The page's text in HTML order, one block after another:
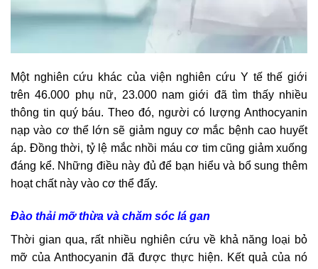
Một nghiên cứu khác của viện nghiên cứu Y tế thế giới
trên 46.000 phụ nữ, 23.000 nam giới đã tìm thấy nhiều
thông tin quý báu. Theo đó, người có lượng Anthocyanin
nạp vào cơ thể lớn sẽ giảm nguy cơ mắc bệnh cao huyết
áp. Đồng thời, tỷ lệ mắc nhồi máu cơ tim cũng giảm xuống
đáng kể. Những điều này đủ để bạn hiểu và bổ sung thêm
hoạt chất này vào cơ thể đấy.
Đào thải mỡ thừa và chăm sóc lá gan
Thời gian qua, rất nhiều nghiên cứu về khả năng loại bỏ
mỡ của Anthocyanin đã được thực hiện. Kết quả của nó